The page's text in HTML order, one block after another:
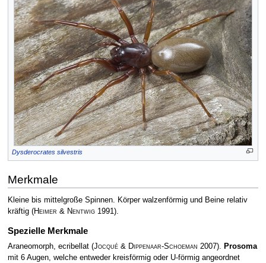
Dysderocrates silvestris
Merkmale
Kleine bis mittelgroße Spinnen. Körper walzenförmig und Beine relativ
kräftig (Heimer & Nentwig1991).
Spezielle Merkmale
Araneomorph, ecribellat (Jocqué & Dippenaar-Schoeman 2007). Prosoma
mit 6 Augen, welche entweder kreisförmig oder U-förmig angeordnet